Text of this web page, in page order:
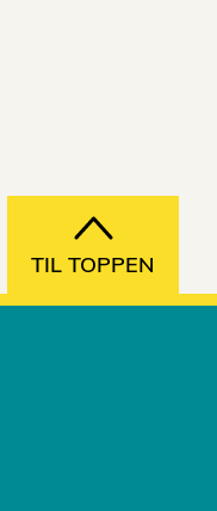
TIL TOPPEN